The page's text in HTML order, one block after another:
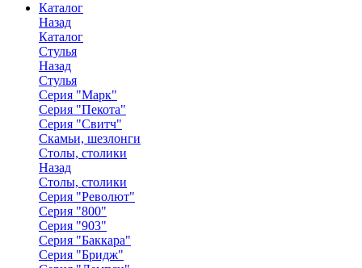
Каталог
Назад
Каталог
Стулья
Назад
Стулья
Серия "Марк"
Серия "Пекота"
Серия "Свитч"
Скамьи, шезлонги
Столы, столики
Назад
Столы, столики
Серия "Револют"
Серия "800"
Серия "903"
Серия "Баккара"
Серия "Бридж"